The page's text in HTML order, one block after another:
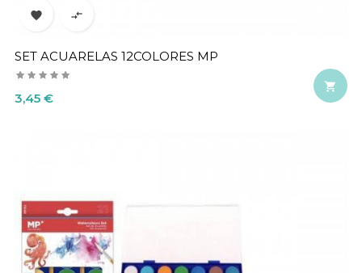
 
SET ACUARELAS 12COLORES MP
Precio
3,45 €
